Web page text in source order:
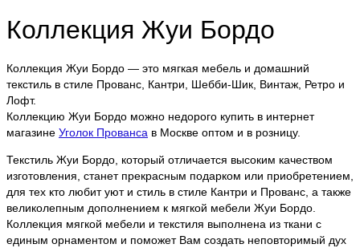
Коллекция Жуи Бордо
Коллекция Жуи Бордо — это мягкая мебель и домашний
текстиль в стиле Прованс, Кантри, Шебби-Шик, Винтаж, Ретро и
Лофт.
Коллекцию Жуи Бордо можно недорого купить в интернет
магазине Уголок Прованса в Москве оптом и в розницу.
Текстиль Жуи Бордо, который отличается высоким качеством
изготовления, станет прекрасным подарком или приобретением,
для тех кто любит уют и стиль в стиле Кантри и Прованс, а также
великолепным дополнением к мягкой мебели Жуи Бордо.
Коллекция мягкой мебели и текстиля выполнена из ткани с
единым орнаментом и поможет Вам создать неповторимый дух